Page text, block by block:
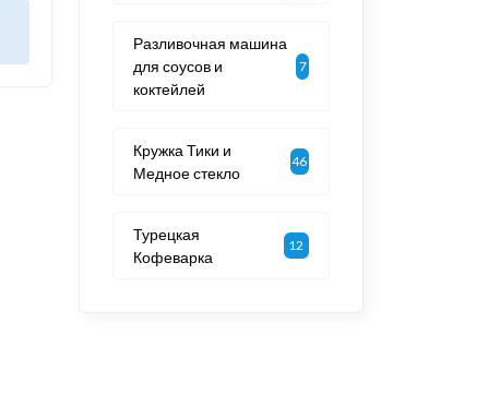
Разливочная машина
для соусов и
коктейлей
7
Кружка Тики и
Медное стекло
46
Турецкая
Кофеварка
12